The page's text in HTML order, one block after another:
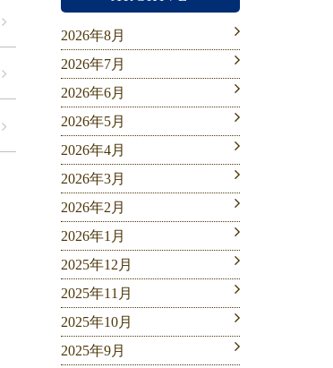
2026年8月
2026年7月
2026年6月
2026年5月
2026年4月
2026年3月
2026年2月
2026年1月
2025年12月
2025年11月
2025年10月
2025年9月